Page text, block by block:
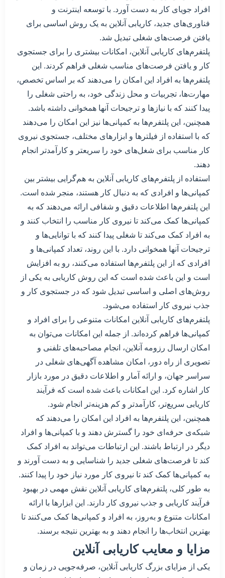
افراد جویای کار به دست آورد. با توسعه اینترنت و
فناوری‌های جدید، کاریابی آنلاین به یک روش اساسی برای
یافتن فرصت‌های شغلی تبدیل شد.
پلتفرم‌های کاریابی آنلاین، امکانات بیشتری را برای جستجوی
کار و یافتن فرصت‌های مناسب شغلی فراهم کردند. این
پلتفرم‌ها به افراد این امکان را می‌دهند که بر اساس تخصص،
مهارت‌ها، تجربیات و محل زندگی خود، به راحتی شغلی را
پیدا کنند که با نیازها و ترجیحات آنها همخوانی داشته باشد.
همچنین، این پلتفرم‌ها به کمپانی‌ها نیز این امکان را می‌دهند
که با استفاده از فیلترها و ابزارهای مختلف، جستجوی نیروی
کار مناسب برای شغل‌های خود را سریعتر و کارآمدتر انجام
دهند.
استفاده از پلتفرم‌های کاریابی آنلاین به هم‌گرایی بیشتر بین
کمپانی‌ها و افرادی که به دنبال کار هستند، منجر شده است.
این پلتفرم‌ها اطلاعات دقیق و شفافی ارائه می‌دهند که به
کمپانی‌ها کمک می‌کند تا نیروی کار مناسب را انتخاب کنند و
به افراد کمک می‌کند تا شغلی پیدا کنند که با توانایی‌ها و
ترجیحات آنها همخوانی دارد. با این روند، تعداد کمپانی‌ها و
افرادی که از این پلتفرم‌ها استفاده می‌کنند، رو به افزایش
است و این باعث شده است که این روش کاریابی به یکی از
روش‌های اصلی و اساسی تبدیل شود که در جستجوی کار و
جذب نیروی کار استفاده می‌شود.
پلتفرم‌های کاریابی آنلاین امکانات متنوعی را برای افراد و
کمپانی‌ها فراهم کرده‌اند. از جمله این امکانات می‌توان به
امکان ارسال رزومه آنلاین، انجام مصاحبه‌های تلفنی و
تصویری از راه دور، امکان مشاهده آگهی‌های شغلی در
سراسر جهان، و ارائه آمار و اطلاعات دقیق در مورد بازار
کار اشاره کرد. این امکانات باعث شده است که فرآیند
کاریابی سریع‌تر، کارآمدتر و کم هزینه‌تر انجام شود.
همچنین، این پلتفرم‌ها به افراد این امکان را می‌دهند که
شبکه‌ی حرفه‌ای خود را گسترش دهند و با کمپانی‌ها و افراد
دیگر در ارتباط باشند. این ارتباطات می‌تواند به افراد کمک
کند تا فرصت‌های شغلی جدید را شناسایی و به دست آورند و
به کمپانی‌ها کمک کند تا نیروی کار مورد نیاز خود را پیدا کنند.
به طور کلی، پلتفرم‌های کاریابی آنلاین نقش مهمی در بهبود
فرآیند کاریابی و جذب نیروی کار دارند. این ابزارها با ارائه
امکانات متنوع و به‌روز، به افراد و کمپانی‌ها کمک می‌کنند تا
بهترین انتخاب‌ها را انجام دهند و به بهترین نتیجه برسند.
مزایا و معایب کاریابی آنلاین
یکی از مزایای بزرگ کاریابی آنلاین، صرفه‌جویی در زمان و